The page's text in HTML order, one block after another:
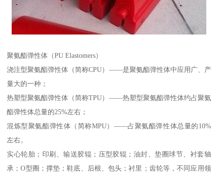
聚氨酯弹性体（PU Elastomers）
浇注型聚氨酯弹性体（简称CPU）——是聚氨酯弹性体中应用广、产
量大的一种；
热塑型聚氨酯弹性体（简称TPU）——热塑型聚氨酯弹性体约占聚氨
酯弹性体总量的25%左右；
混炼型聚氨酯弹性体（简称MPU）——占聚氨酯弹性体总量的10%
左右。
实心轮胎；印刷、输送胶辊；压型胶辊；油封、垫圈球节、衬套轴
承；O型圈；撑垫；鞋底、后根、包头；衬里；齿轮等，不同应用领